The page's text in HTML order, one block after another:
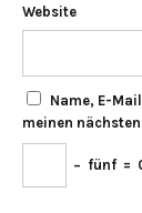
Website
Name, E-
meinen
− fünf =